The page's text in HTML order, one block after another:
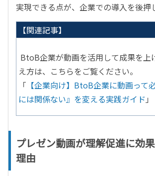
実現できる点が、企業での導入を後押
【関連記事】
BtoB企業が動画を活用して成果を上
え方は、こちらをご覧ください。
「 【企業向け】 BtoB企業に動画って
には関係ない』を変える実践ガイド 」
プレゼン動画が理解促進に効
理由